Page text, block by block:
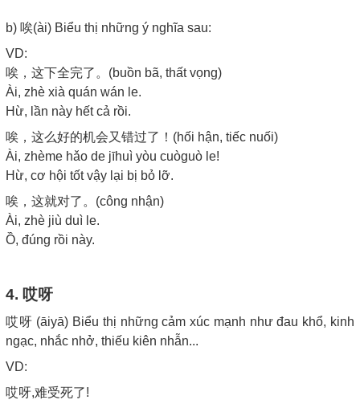
b) 唉(ài) Biểu thị những ý nghĩa sau:
VD:
唉，这下全完了。(buồn bã, thất vọng)
Ài, zhè xià quán wán le.
Hừ, lần này hết cả rồi.
唉，这么好的机会又错过了！(hối hận, tiếc nuối)
Ài, zhème hǎo de jīhuì yòu cuòguò le!
Hừ, cơ hội tốt vậy lại bị bỏ lỡ.
唉，这就对了。(công nhận)
Ài, zhè jiù duì le.
Ồ, đúng rồi này.
4. 哎呀
哎呀 (āiyā) Biểu thị những cảm xúc mạnh như đau khổ, kinh
ngạc, nhắc nhở, thiếu kiên nhẫn...
VD:
哎呀,难受死了!